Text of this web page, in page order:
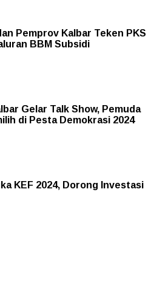
Pemprov Kalbar Teken PKS
BBM Subsidi
Gelar Talk Show, Pemuda
di Pesta Demokrasi 2024
KEF 2024, Dorong Investasi